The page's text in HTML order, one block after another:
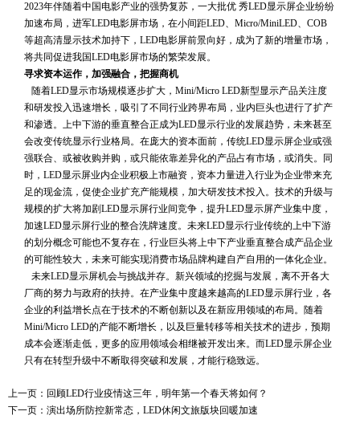
2023年伴随着中国电影产业的强势复苏，一大批优 秀LED显示屏企业纷纷
加速布局，进军LED电影屏市场，在小间距LED、Micro/MiniLED、COB
等超高清显示技术加持下，LED电影屏前景向好，成为了新的增量市场，
将共同促进我国LED电影屏市场的繁荣发展。
寻求资本运作，加强融合，把握商机
随着LED显示市场规模逐步扩大，Mini/Micro LED新型显示产品关注度
和研发投入迅速增长，吸引了不同行业跨界布局，业内巨头也进行了扩产
和渗透。上中下游的垂直整合正成为LED显示行业的发展趋势，未来甚至
会改变传统显示行业格局。在庞大的资本面前，传统LED显示屏企业或强
强联合、或被收购并购，或只能依靠差异化的产品占有市场，或消失。同
时，LED显示屏业内企业积极上市融资，资本力量进入行业为企业带来充
足的现金流，促使企业扩充产能规模，加大研发技术投入。技术的升级与
规模的扩大将加剧LED显示屏行业间竞争，提升LED显示屏产业集中度，
加速LED显示屏行业的整合洗牌速度。未来LED显示行业传统的上中下游
的划分概念可能也不复存在，行业巨头将上中下产业垂直整合成产品企业
的可能性较大，未来可能实现消费市场品牌构建自产自用的一体化企业。
未来LED显示屏机会与挑战并存。新兴领域的挖掘与发展，离不开各大
厂商的努力与政府的扶持。在产业集中度越来越高的LED显示屏行业，各
企业的利益增长点在于技术的不断创新以及在新应用领域的布局。随着
Mini/Micro LED的产能不断增长，以及巨量转移等相关技术的进步，预期
成本会逐渐走低，更多的应用领域会相继被开发出来。而LED显示屏企业
只有在转型升级中不断取得突破和发展，才能行稳致远。
上一页： 回顾LED行业疫情这三年，明年第一个春天将如何？
下一页： 演出场所防控新常态，LED休闲文旅版块回暖加速